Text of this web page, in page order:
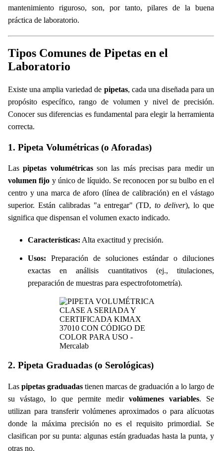
mantenimiento riguroso, son, por tanto, pilares de la buena
práctica de laboratorio.
Tipos Comunes de Pipetas en el
Laboratorio
Existe una amplia variedad de pipetas, cada una diseñada para un
propósito específico, rango de volumen y nivel de precisión.
Conocer sus diferencias es fundamental para elegir la herramienta
correcta.
1. Pipeta Volumétricas (o Aforadas)
Laspipetas volumétricasson las más precisas para medir un
volumen fijo y único de líquido. Se reconocen por su bulbo en el
centro y una marca de aforo (línea de calibración) en el vástago
superior. Están calibradas "a entregar" (TD,to deliver), lo que
significa que dispensan el volumen exacto indicado.
Características: Alta exactitud y precisión.
Usos: Preparación de soluciones estándar o diluciones
exactas en análisis cuantitativos (ej., titulaciones,
preparación de muestras para espectrofotometría).
2. Pipeta Graduadas (o Serológicas)
Las pipetas graduadas tienen marcas de graduación a lo largo de
su vástago, lo que permite medir volúmenes variables. Se
utilizan para transferir volúmenes aproximados o para alícuotas
donde la máxima precisión no es el requisito primordial. Se
clasifican por su punta: algunas están graduadas hasta la punta, y
otras no.